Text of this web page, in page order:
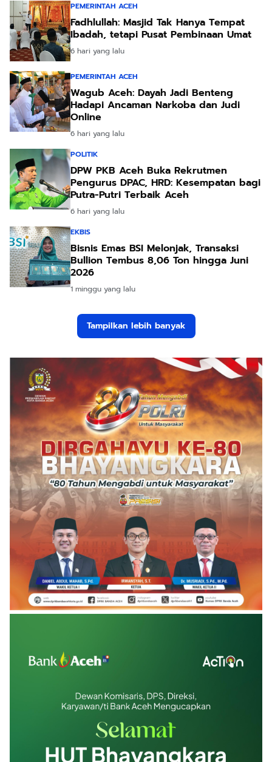
PEMERINTAH ACEH
Fadhlullah: Masjid Tak Hanya Tempat
Ibadah, tetapi Pusat Pembinaan Umat
6 hari yang lalu
PEMERINTAH ACEH
Wagub Aceh: Dayah Jadi Benteng
Hadapi Ancaman Narkoba dan Judi
Online
6 hari yang lalu
POLITIK
DPW PKB Aceh Buka Rekrutmen
Pengurus DPAC, HRD: Kesempatan bagi
Putra-Putri Terbaik Aceh
6 hari yang lalu
EKBIS
Bisnis Emas BSI Melonjak, Transaksi
Bullion Tembus 8,06 Ton hingga Juni
2026
1 minggu yang lalu
Tampilkan lebih banyak